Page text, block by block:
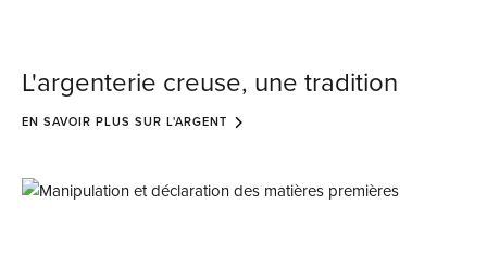
L'argenterie creuse, une tradition
EN SAVOIR PLUS SUR L'ARGENT